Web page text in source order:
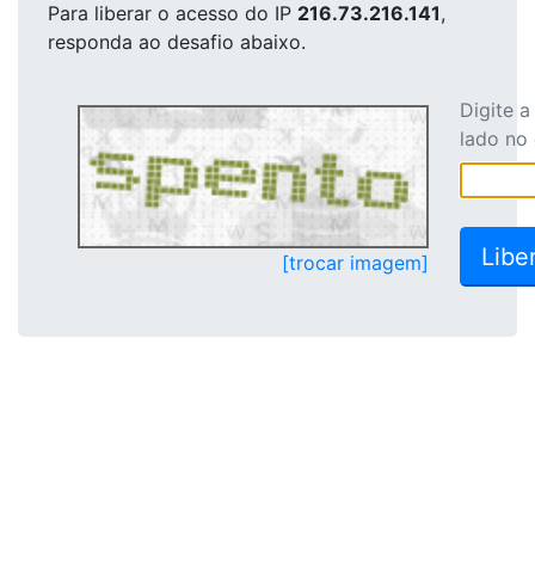
Para liberar o acesso do IP 216.73.216.141,
responda ao desafio abaixo.
[trocar imagem]
Digite
lado no